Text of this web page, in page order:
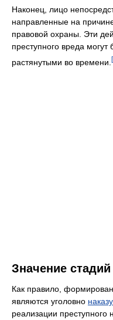
Наконец, лицо
направленные на
правовой охраны. Эти
преступного вреда
растянутыми во времени.
Значение
Как правило,
являются уголовно
реализации преступного